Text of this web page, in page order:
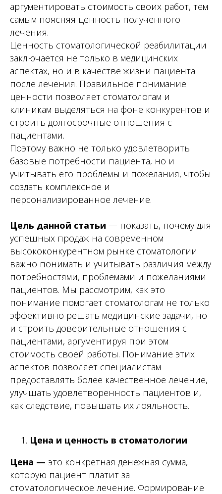
аргументировать стоимость своих работ, тем
самым поясняя ценность полученного
лечения.
Ценность стоматологической реабилитации
заключается не только в медицинских
аспектах, но и в качестве жизни пациента
после лечения. Правильное понимание
ценности позволяет стоматологам и
клиникам выделяться на фоне конкурентов и
строить долгосрочные отношения с
пациентами.
Поэтому важно не только удовлетворить
базовые потребности пациента, но и
учитывать его проблемы и пожелания, чтобы
создать комплексное и
персонализированное лечение.
Цель данной статьи — показать, почему для
успешных продаж на современном
высококонкурентном рынке стоматологии
важно понимать и учитывать различия между
потребностями, проблемами и пожеланиями
пациентов. Мы рассмотрим, как это
понимание помогает стоматологам не только
эффективно решать медицинские задачи, но
и строить доверительные отношения с
пациентами, аргументируя при этом
стоимость своей работы. Понимание этих
аспектов позволяет специалистам
предоставлять более качественное лечение,
улучшать удовлетворенность пациентов и,
как следствие, повышать их лояльность.
Цена и ценность в стоматологии
Цена — это конкретная денежная сумма,
которую пациент платит за
стоматологическое лечение. Формирование